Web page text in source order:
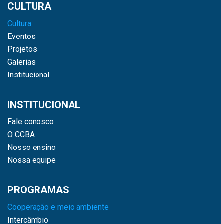
CULTURA
Cultura
Eventos
Projetos
Galerias
Institucional
INSTITUCIONAL
Fale conosco
O CCBA
Nosso ensino
Nossa equipe
PROGRAMAS
Cooperação e meio ambiente
Intercâmbio